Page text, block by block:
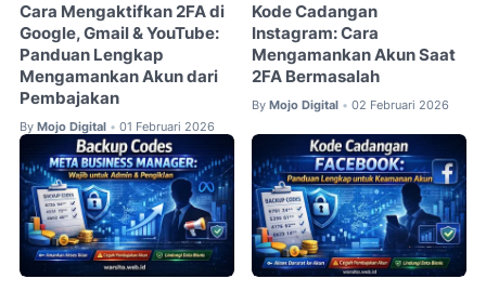
Cara Mengaktifkan 2FA di
Google, Gmail & YouTube:
Panduan Lengkap
Mengamankan Akun dari
Pembajakan
By Mojo Digital • 01 Februari 2026
Kode Cadangan
Instagram: Cara
Mengamankan Akun Saat
2FA Bermasalah
By Mojo Digital • 02 Februari 2026